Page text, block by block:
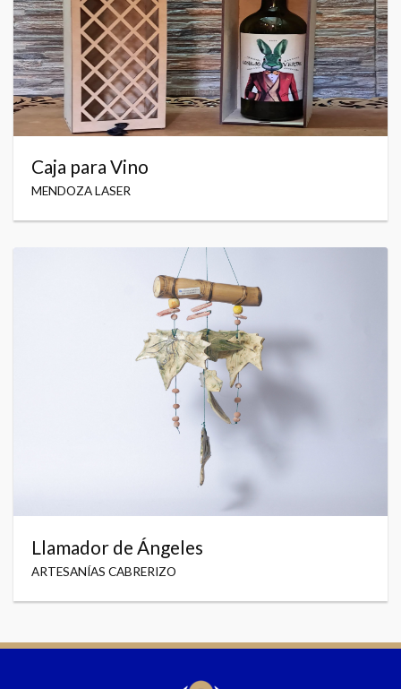
Caja para Vino
MENDOZA LASER
Llamador de Ángeles
ARTESANÍAS CABRERIZO